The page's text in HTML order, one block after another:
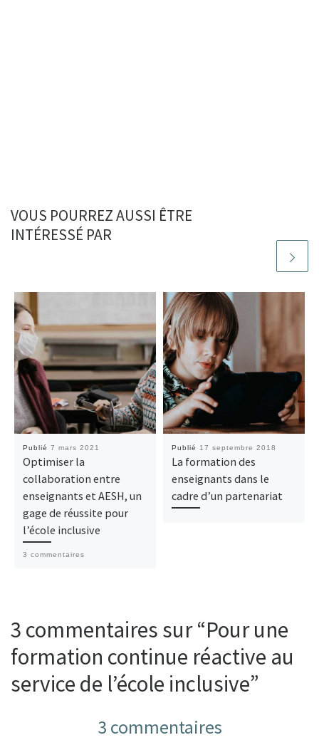
VOUS POURREZ AUSSI ÊTRE
INTÉRESSÉ PAR
Publié 7 mars 2021
Optimiser la
collaboration entre
enseignants et AESH, un
gage de réussite pour
l’école inclusive
3 commentaires
Publié 17 septembre 2018
La formation des
enseignants dans le
cadre d’un partenariat
3 commentaires sur “Pour une
formation continue réactive au
service de l’école inclusive”
3 commentaires